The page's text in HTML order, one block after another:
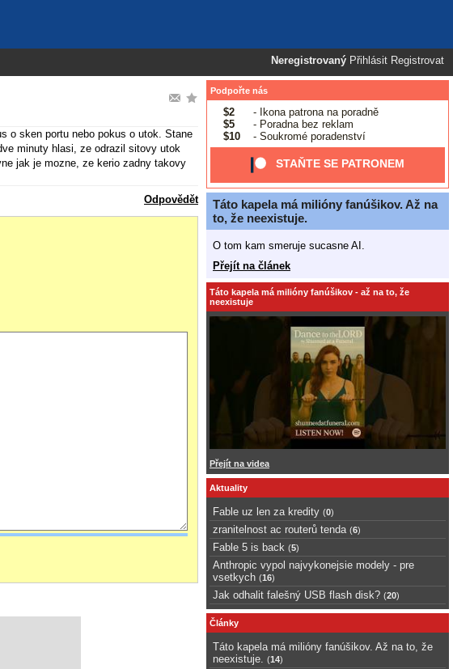
Neregistrovaný Přihlásit Registrovat
o sken portu nebo pokus o utok. Stane
minuty hlasi, ze odrazil sitovy utok
jak je mozne, ze kerio zadny takovy
Odpovědět
Podpořte nás
$2
- Ikona patrona na poradně
$5
- Poradna bez reklam
$10
- Soukromé poradenství
STAŇTE SE PATRONEM
Táto kapela má milióny fanúšikov. Až na
to, že neexistuje.
O tom kam smeruje sucasne AI.
Přejít na článek
Táto kapela má milióny fanúšikov - až na to, že
neexistuje
Přejít na videa
Aktuality
Fable uz len za kredity (0)
zranitelnost ac routerů tenda (6)
Fable 5 is back (5)
Anthropic vypol najvykonejsie modely - pre
vsetkych (16)
Jak odhalit falešný USB flash disk? (20)
Články
Táto kapela má milióny fanúšikov. Až na to, že
neexistuje.
(14)